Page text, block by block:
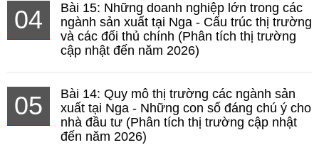
04
Bài 15: Những doanh nghiệp lớn trong các
ngành sản xuất tại Nga - Cấu trúc thị trường
và các đối thủ chính (Phân tích thị trường
cập nhật đến năm 2026)
05
Bài 14: Quy mô thị trường các ngành sản
xuất tại Nga - Những con số đáng chú ý cho
nhà đầu tư (Phân tích thị trường cập nhật
đến năm 2026)